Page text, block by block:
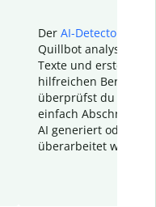
Der AI-Detector
Quillbot analysiert
Texte und erstellt
hilfreichen Bericht.
überprüfst du
einfach Abschnitte,
AI generiert oder
überarbeitet wurden.